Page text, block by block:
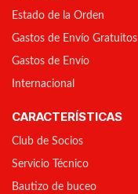
Estado de la Orden
Gastos de Envío Gratuitos
Gastos de Envío
Internacional
CARACTERÍSTICAS
Club de Socios
Servicio Técnico
Bautizo de buceo